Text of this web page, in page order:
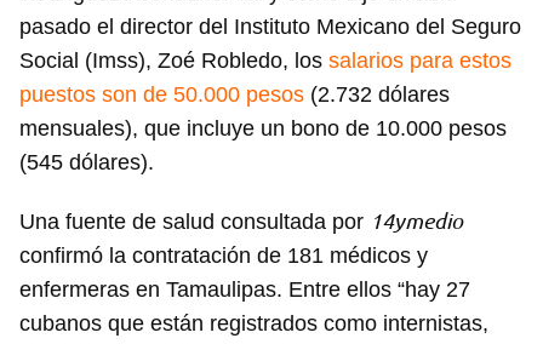
pasado el director del Instituto Mexicano del Seguro
Social (Imss), Zoé Robledo, los salarios para estos
puestos son de 50.000 pesos (2.732 dólares
mensuales), que incluye un bono de 10.000 pesos
(545 dólares).
Una fuente de salud consultada por 14ymedio
confirmó la contratación de 181 médicos y
enfermeras en Tamaulipas. Entre ellos “hay 27
cubanos que están registrados como internistas,